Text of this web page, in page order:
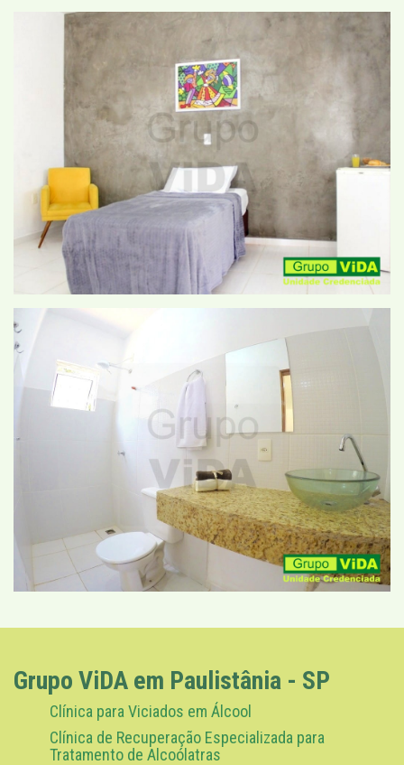
Grupo ViDA em Paulistânia - SP
Clínica para Viciados em Álcool
Clínica de Recuperação Especializada para
Tratamento de Alcoólatras